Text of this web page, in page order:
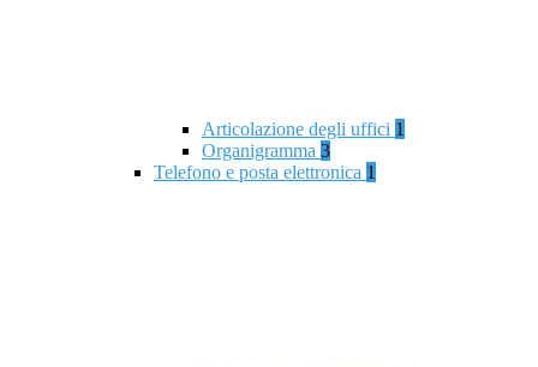
Articolazione degli uffici 1
Organigramma 3
Telefono e posta elettronica 1